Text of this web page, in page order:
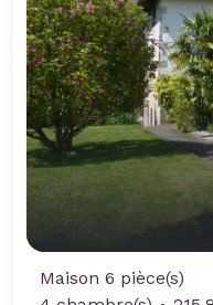
Maison 6 pièce(s)